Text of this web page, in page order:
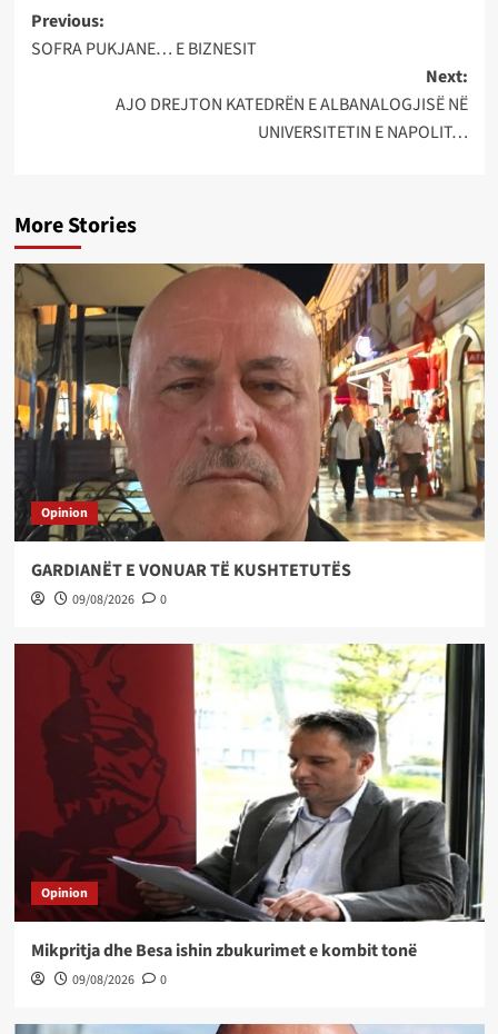
Post
navigation
Previous:
SOFRA PUKJANE… E BIZNESIT
Next:
AJO DREJTON KATEDRËN E ALBANALOGJISË NË
UNIVERSITETIN E NAPOLIT…
More Stories
Opinion
GARDIANËT E VONUAR TË KUSHTETUTËS
09/08/2026 0
Opinion
Mikpritja dhe Besa ishin zbukurimet e kombit tonë
09/08/2026 0